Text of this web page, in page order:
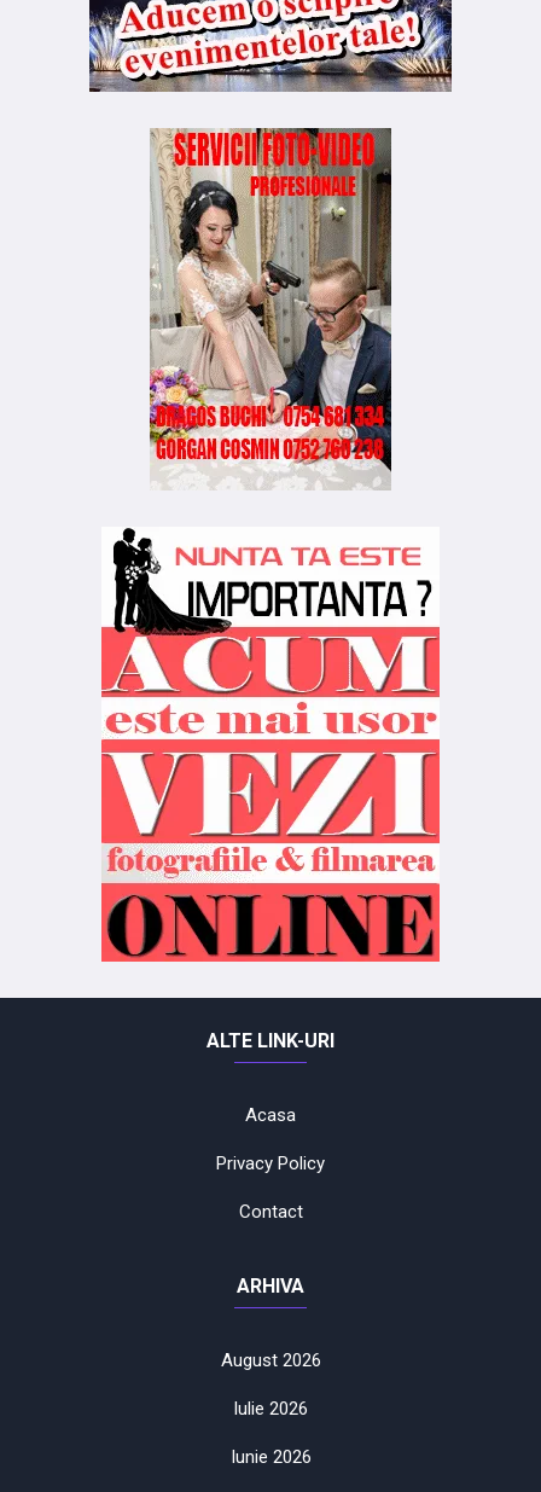
ALTE LINK-URI
Acasa
Privacy Policy
Contact
ARHIVA
August 2026
Iulie 2026
Iunie 2026